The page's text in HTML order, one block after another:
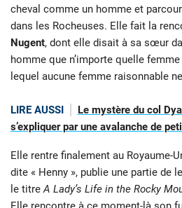
cheval comme un homme et
dans les Rocheuses. Elle fait la
Nugent, dont elle disait à sa sœur
homme que n’importe quelle
lequel aucune femme raisonnable
LIRE AUSSI
Le mystère du col
s’expliquer par une avalanche de
Elle rentre finalement au Royaume-
dite « Henny », publie une partie de
le titre A Lady’s Life in the Rocky